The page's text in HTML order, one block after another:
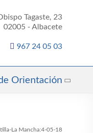
Tagaste, 23
02005 - Albacete
967 24 05 03
Orientación
La Mancha:4-05-18